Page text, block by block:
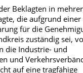
Beklagten in
die aufgrund einer
für die
zuständig sei,
die Industrie- und
und
auf eine tragfähige